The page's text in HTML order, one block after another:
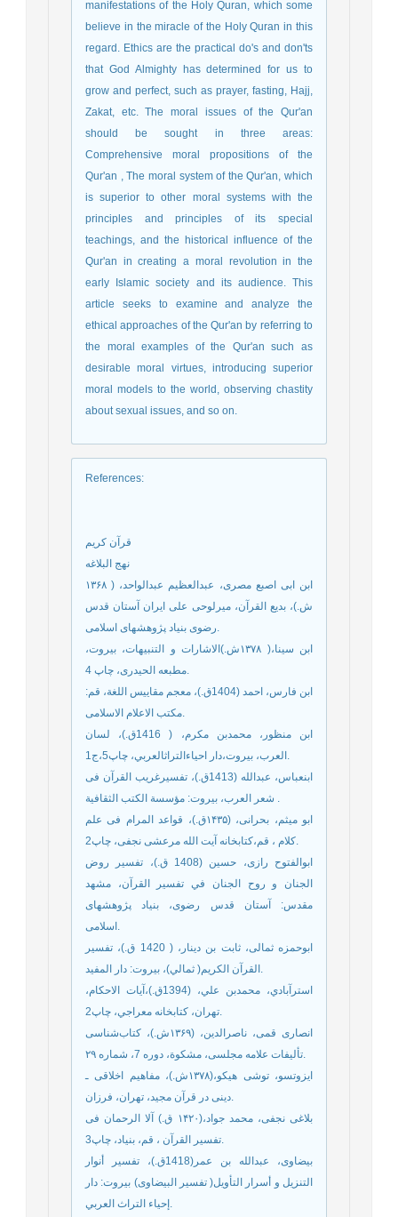
manifestations of the Holy Quran, which some
believe in the miracle of the Holy Quran in this
regard. Ethics are the practical do's and don'ts
that God Almighty has determined for us to
grow and perfect, such as prayer, fasting, Hajj,
Zakat, etc. The moral issues of the Qur'an
should be sought in three areas:
Comprehensive moral propositions of the
Qur'an , The moral system of the Qur'an, which
is superior to other moral systems with the
principles and principles of its special
teachings, and the historical influence of the
Qur'an in creating a moral revolution in the
early Islamic society and its audience. This
article seeks to examine and analyze the
ethical approaches of the Qur'an by referring to
the moral examples of the Qur'an such as
desirable moral virtues, introducing superior
moral models to the world, observing chastity
about sexual issues, and so on.
References:
قرآن كريم
نهج البلاغه
ابن ابی اصبع مصری، عبدالعظیم عبدالواحد، ( ۱۳۶۸
ش.)، بدیع القرآن، میرلوحی علی ایران آستان قدس
رضوی بنیاد پژوهشهای اسلامی.
ابن سینا،( ۱۳۷۸ش.)الاشارات و التنبیهات، بیروت،
مطبعه الحیدری، چاپ 4.
ابن فارس، احمد (1404ق.)، معجم مقاییس اللغة، قم:
مکتب الاعلام الاسلامی.
ابن منظور، محمدبن مكرم، ( 1416ق.)، لسان
العرب، بيروت،دار احياءالتراثالعربي، چاپ5،ج1.
ابن‏عباس، عبدالله (1413ق.)، تفسیرغريب القرآن فى
شعر العرب، بيروت: مؤسسة الكتب الثقافية .
ابو میثم، بحرانی، (۱۴۳۵ق.)، قواعد المرام فی علم
کلام ، قم،کتابخانه آیت الله مرعشی نجفی، چاپ2.
ابوالفتوح رازى، حسين ‏(‏1408 ق.‏)، تفسیر روض
الجنان و روح الجنان في تفسير القرآن، مشهد
مقدس: آستان قدس رضوى، بنياد پژوهشهاى
اسلامى‏.
ابوحمزه ثمالى، ثابت بن دينار، ( 1420 ‏ق.)، تفسير
القرآن الكريم( ثمالي)، بيروت‏: دار المفيد.
استرآبادي، محمدبن علي، (1394ق.)،آيات الاحكام،
تهران، كتابخانه معراجي، چاپ2.
انصاری قمی، ناصرالدین، (۱۳۶۹ش.)، کتاب‌شناسی
تألیفات علامه مجلسی، مشکوة، دوره 7، شماره ۲۹.
ایزوتسو، توشی هیکو،(‌۱۳۷۸ش.)، ‌مفاهیم اخلاقی ـ
دینی در قرآن مجید، تهران، فرزان.
بلاغی نجفی، محمد جواد،(۱۴۲۰ ق.) آلا الرحمان فی
تفسیر القرآن ، قم، بنیاد، چاپ3.
بيضاوى، عبدالله بن عمر(1418‏ق.)، تفسیر أنوار
التنزيل و أسرار التأويل( تفسير البيضاوى) بيروت‏: دار
إحياء التراث العربي‏.